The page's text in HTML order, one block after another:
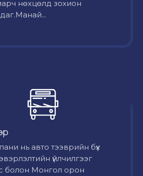
нөхцөлд зохион
нь авто тээврийн бүх
үйлчилгээг
болон Монгол орон